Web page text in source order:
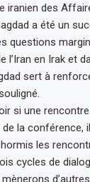
iranien des
a été un
questions
l’Iran en Irak et
sert à
si une
la conférence,
les
cycles de